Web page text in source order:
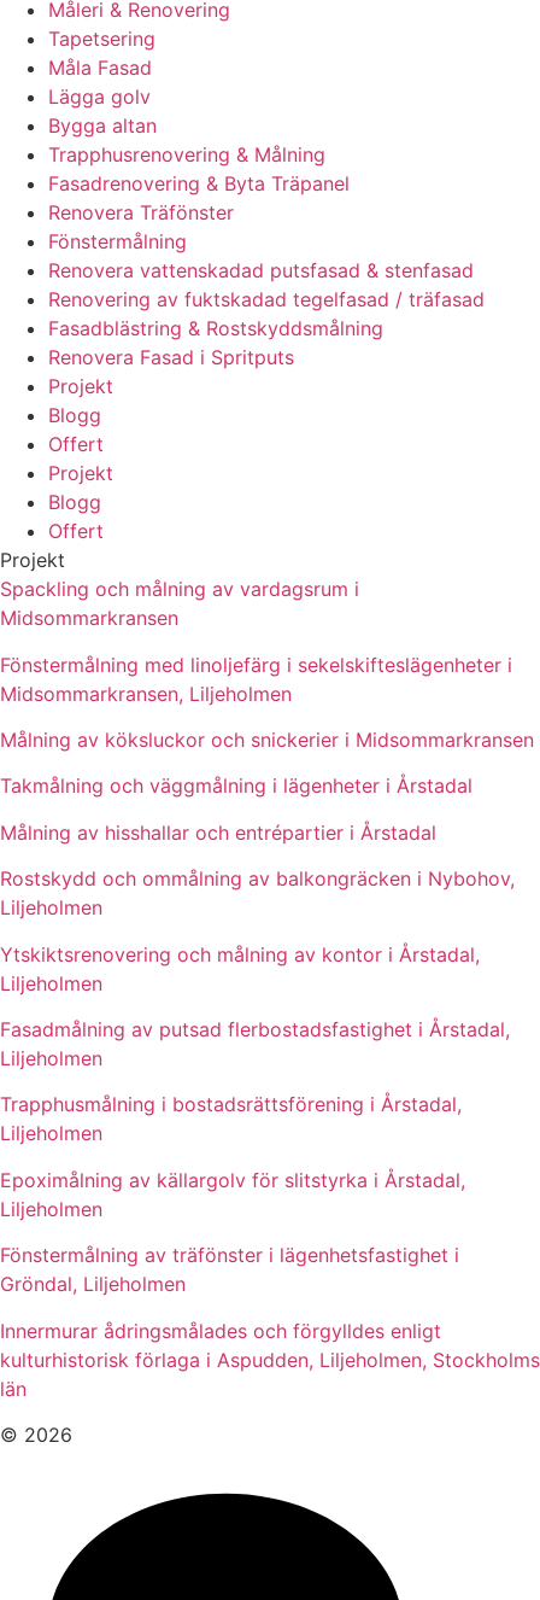
Måleri & Renovering
Tapetsering
Måla Fasad
Lägga golv
Bygga altan
Trapphusrenovering & Målning
Fasadrenovering & Byta Träpanel
Renovera Träfönster
Fönstermålning
Renovera vattenskadad putsfasad & stenfasad
Renovering av fuktskadad tegelfasad / träfasad
Fasadblästring & Rostskyddsmålning
Renovera Fasad i Spritputs
Projekt
Blogg
Offert
Projekt
Blogg
Offert
Projekt
Spackling och målning av vardagsrum i
Midsommarkransen
Fönstermålning med linoljefärg i sekelskifteslägenheter i
Midsommarkransen, Liljeholmen
Målning av köksluckor och snickerier i Midsommarkransen
Takmålning och väggmålning i lägenheter i Årstadal
Målning av hisshallar och entrépartier i Årstadal
Rostskydd och ommålning av balkongräcken i Nybohov,
Liljeholmen
Ytskiktsrenovering och målning av kontor i Årstadal,
Liljeholmen
Fasadmålning av putsad flerbostadsfastighet i Årstadal,
Liljeholmen
Trapphusmålning i bostadsrättsförening i Årstadal,
Liljeholmen
Epoximålning av källargolv för slitstyrka i Årstadal,
Liljeholmen
Fönstermålning av träfönster i lägenhetsfastighet i
Gröndal, Liljeholmen
Innermurar ådringsmålades och förgylldes enligt
kulturhistorisk förlaga i Aspudden, Liljeholmen, Stockholms
län
© 2026